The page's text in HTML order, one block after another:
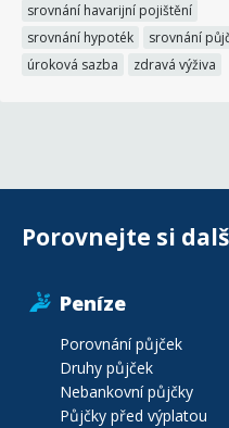
srovnání havarijní pojištění
srovnání hypoték
srovnání
úroková sazba
zdravá výživa
Porovnejte si
Peníze
Porovnání půjček
Druhy půjček
Nebankovní půjčky
Půjčky před výplatou